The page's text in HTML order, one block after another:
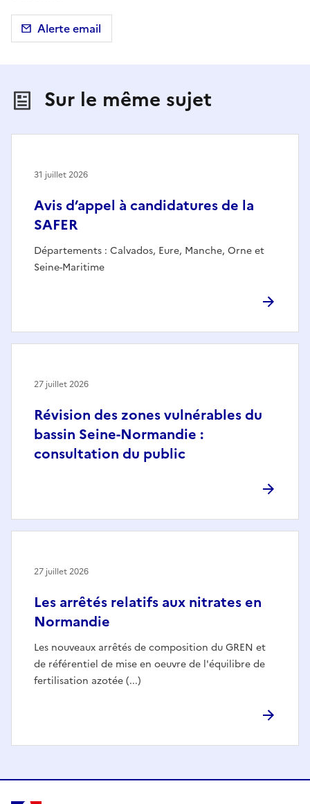
Alerte email
Sur le même sujet
Avis d’appel à candidatures de la
SAFER
Départements : Calvados, Eure, Manche, Orne et
Seine-Maritime
31 juillet 2026
Révision des zones vulnérables du
bassin Seine-Normandie :
consultation du public
27 juillet 2026
Les arrêtés relatifs aux nitrates en
Normandie
Les nouveaux arrêtés de composition du GREN et
de référentiel de mise en oeuvre de l'équilibre de
fertilisation azotée (...)
27 juillet 2026